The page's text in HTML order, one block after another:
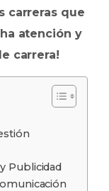
carreras que
atención y
carrera!
Publicidad